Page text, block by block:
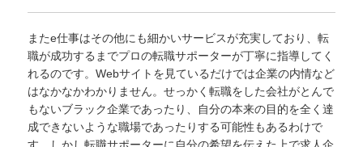
またe仕事はその他にも細かいサービスが充実しており、転
職が成功するまでプロの転職サポーターが丁寧に指導してく
れるのです。Webサイトを見ているだけでは企業の内情など
はなかなかわかりません。せっかく転職をした会社がとんで
もないブラック企業であったり、自分の本来の目的を全く達
成できないような職場であったりする可能性もあるわけで